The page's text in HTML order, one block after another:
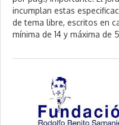
e
r
o
,
0
0
incumplan estas
de tema libre, escritos en
mínima de 14 y máxima de